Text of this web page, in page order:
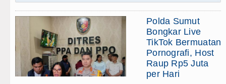
Polda Sumut
Bongkar Live
TikTok Bermuatan
Pornografi, Host
Raup Rp5 Juta
per Hari